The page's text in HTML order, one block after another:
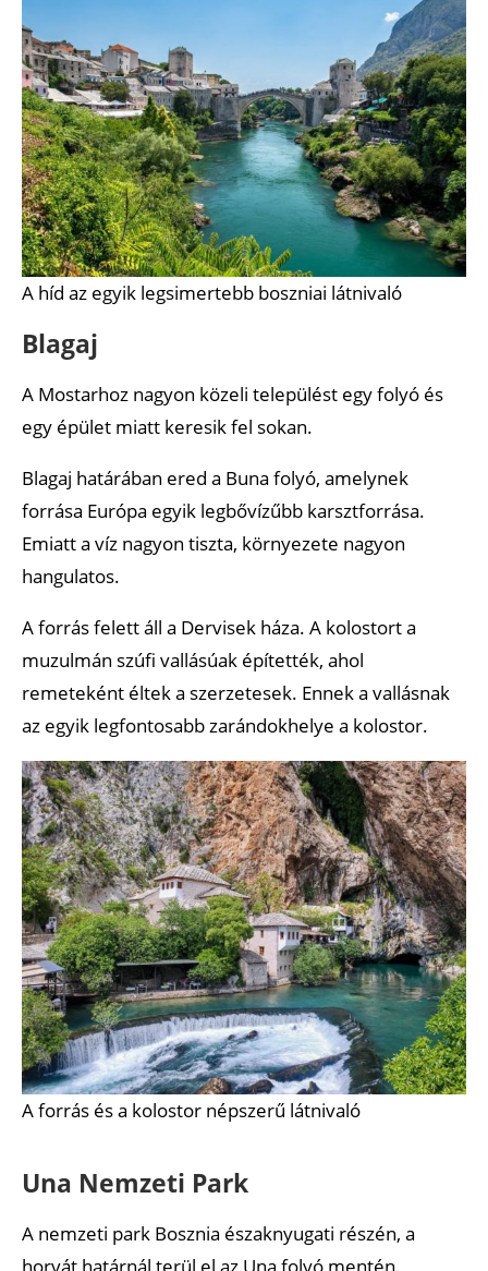
A híd az egyik legsimertebb boszniai látnivaló
Blagaj
A Mostarhoz nagyon közeli települést egy folyó és
egy épület miatt keresik fel sokan.
Blagaj határában ered a Buna folyó, amelynek
forrása Európa egyik legbővízűbb karsztforrása.
Emiatt a víz nagyon tiszta, környezete nagyon
hangulatos.
A forrás felett áll a Dervisek háza. A kolostort a
muzulmán szúfi vallásúak építették, ahol
remeteként éltek a szerzetesek. Ennek a vallásnak
az egyik legfontosabb zarándokhelye a kolostor.
A forrás és a kolostor népszerű látnivaló
Una Nemzeti Park
A nemzeti park Bosznia északnyugati részén, a
horvát határnál terül el az Una folyó mentén.